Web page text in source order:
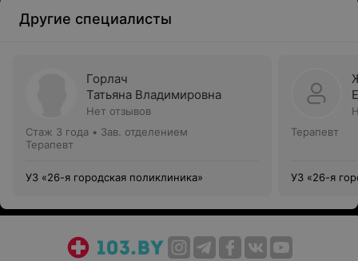
Другие специалисты
Горлач
Татьяна Владимировна
Нет отзывов
Стаж 3 года • Зав. отделением
Терапевт
УЗ «26-я городская поликлиника»
Терапевт
УЗ «26-я